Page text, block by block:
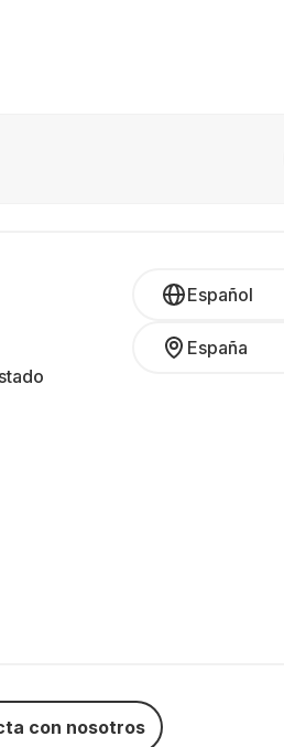
Español
España
con nosotros